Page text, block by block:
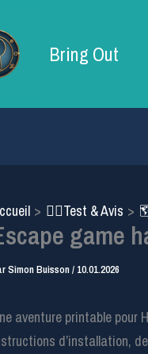
Bring Out
🕵️‍♂️Test & Avis
game
Simon Buisson/ 10.01.2026
aventure printable
d’installation,